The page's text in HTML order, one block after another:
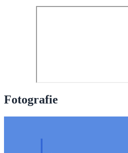
Fotografie